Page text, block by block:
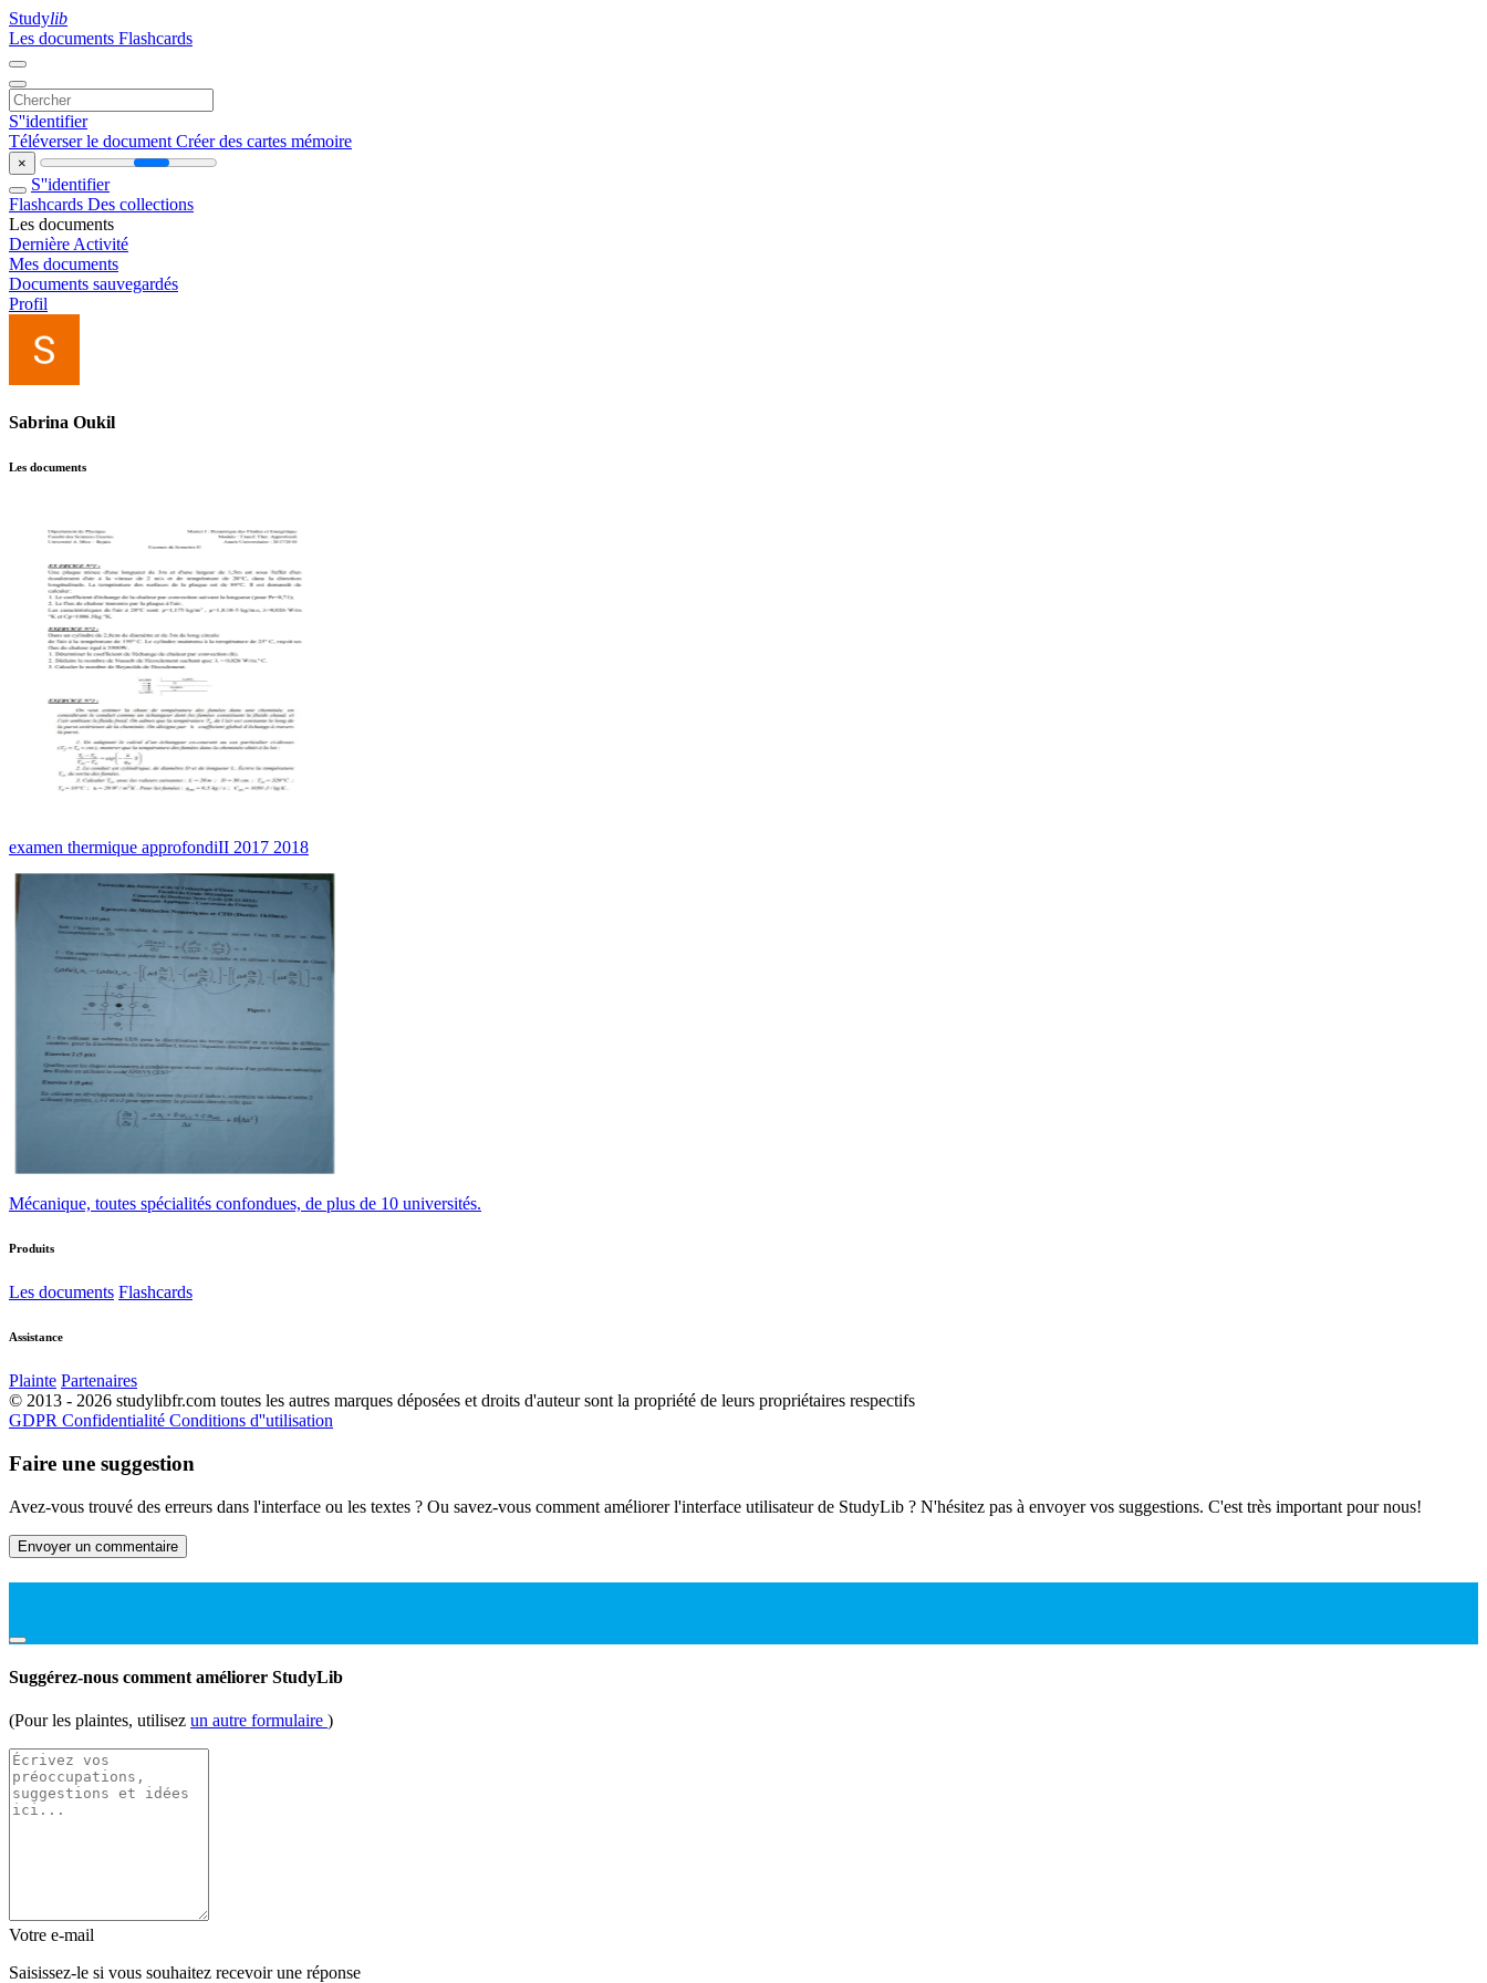
Studylib
Les documents Flashcards
S''identifier
Téléverser le document Créer des cartes mémoire
×
S''identifier
Flashcards Des collections
Les documents
Dernière Activité
Mes documents
Documents sauvegardés
Profil
Sabrina Oukil
Les documents
examen thermique approfondiII 2017 2018
Mécanique, toutes spécialités confondues, de plus de 10 universités.
Produits
Les documents Flashcards
Assistance
Plainte Partenaires
© 2013 - 2026 studylibfr.com toutes les autres marques déposées et droits d'auteur sont la propriété de leurs propriétaires respectifs
GDPR Confidentialité Conditions d''utilisation
Faire une suggestion
Avez-vous trouvé des erreurs dans l'interface ou les textes ? Ou savez-vous comment améliorer l'interface utilisateur de StudyLib ? N'hésitez pas à envoyer vos suggestions. C'est très important pour nous!
Envoyer un commentaire
Suggérez-nous comment améliorer StudyLib
(Pour les plaintes, utilisez un autre formulaire )
Votre e-mail
Saisissez-le si vous souhaitez recevoir une réponse